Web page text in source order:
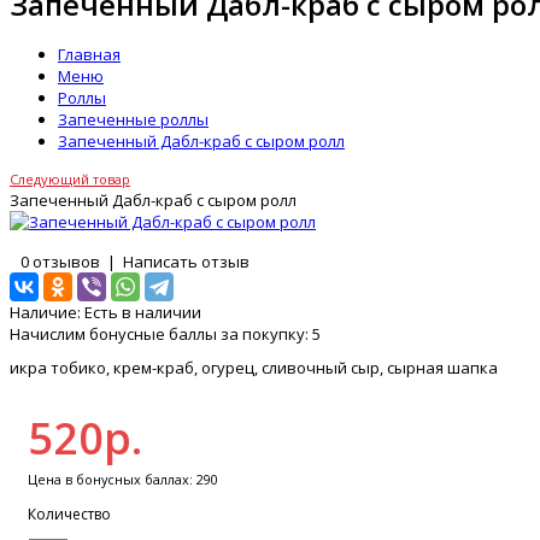
Главная
Меню
Роллы
Запеченные роллы
Запеченный Дабл-краб с сыром ролл
Следующий товар
Запеченный Дабл-краб с сыром ролл
0 отзывов | Написать отзыв
Наличие: Есть в наличии
Начислим бонусные баллы за покупку: 5
икра тобико, крем-краб, огурец, сливочный сыр, сырная шапка
520р.
Цена в бонусных баллах: 290
Количество